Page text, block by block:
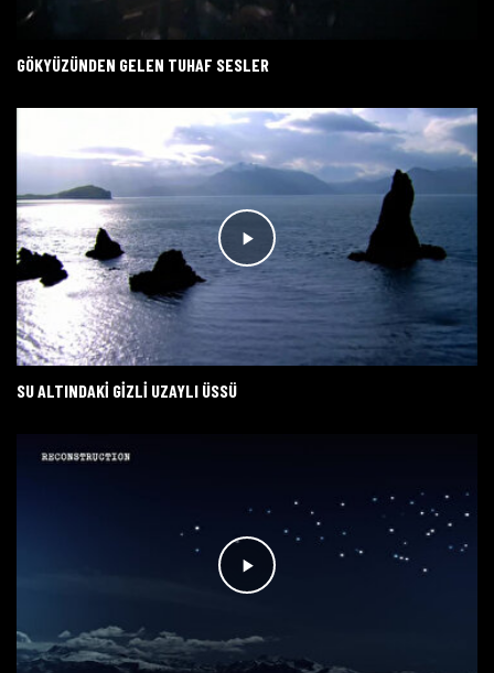
GÖKYÜZÜNDEN GELEN TUHAF SESLER
SU ALTINDAKİ GİZLİ UZAYLI ÜSSÜ